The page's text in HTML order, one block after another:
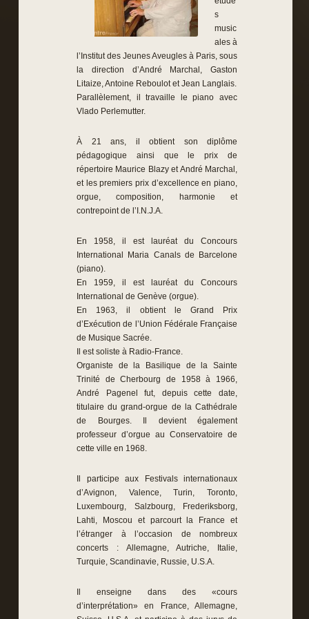
s
music
ales à
l’Institut des Jeunes Aveugles à Paris, sous
la direction d’André Marchal, Gaston
Litaize, Antoine Reboulot et Jean Langlais.
Parallèlement, il travaille le piano avec
Vlado Perlemutter.
À 21 ans, il obtient son diplôme
pédagogique ainsi que le prix de
répertoire Maurice Blazy et André Marchal,
et les premiers prix d’excellence en piano,
orgue, composition, harmonie et
contrepoint de l’I.N.J.A.
En 1958, il est lauréat du Concours
International Maria Canals de Barcelone
(piano).
En 1959, il est lauréat du Concours
International de Genève (orgue).
En 1963, il obtient le Grand Prix
d’Exécution de l’Union Fédérale Française
de Musique Sacrée.
Il est soliste à Radio-France.
Organiste de la Basilique de la Sainte
Trinité de Cherbourg de 1958 à 1966,
André Pagenel fut, depuis cette date,
titulaire du grand-orgue de la Cathédrale
de Bourges. Il devient également
professeur d’orgue au Conservatoire de
cette ville en 1968.
Il participe aux Festivals internationaux
d’Avignon, Valence, Turin, Toronto,
Luxembourg, Salzbourg, Frederiksborg,
Lahti, Moscou et parcourt la France et
l’étranger à l’occasion de nombreux
concerts : Allemagne, Autriche, Italie,
Turquie, Scandinavie, Russie, U.S.A.
Il enseigne dans des «cours
d’interprétation» en France, Allemagne,